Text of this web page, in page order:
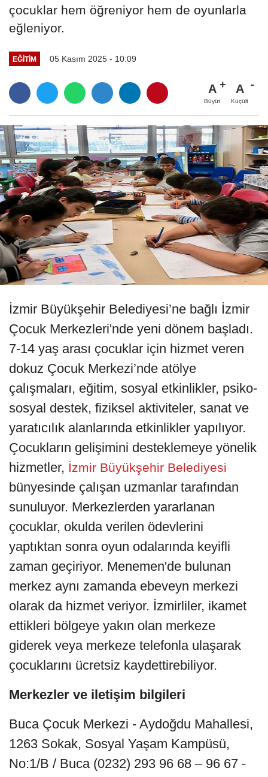
çocuklar hem öğreniyor hem de oyunlarla
eğleniyor.
EĞITIM 05 Kasım 2025 - 10:09
A
Büyüt
A
Küçült
İzmir Büyükşehir Belediyesi’ne bağlı İzmir
Çocuk Merkezleri'nde yeni dönem başladı.
7-14 yaş arası çocuklar için hizmet veren
dokuz Çocuk Merkezi’nde atölye
çalışmaları, eğitim, sosyal etkinlikler, psiko-
sosyal destek, fiziksel aktiviteler, sanat ve
yaratıcılık alanlarında etkinlikler yapılıyor.
Çocukların gelişimini desteklemeye yönelik
hizmetler, İzmir Büyükşehir Belediyesi
bünyesinde çalışan uzmanlar tarafından
sunuluyor. Merkezlerden yararlanan
çocuklar, okulda verilen ödevlerini
yaptıktan sonra oyun odalarında keyifli
zaman geçiriyor. Menemen'de bulunan
merkez aynı zamanda ebeveyn merkezi
olarak da hizmet veriyor. İzmirliler, ikamet
ettikleri bölgeye yakın olan merkeze
giderek veya merkeze telefonla ulaşarak
çocuklarını ücretsiz kaydettirebiliyor.
Merkezler ve iletişim bilgileri
Buca Çocuk Merkezi - Aydoğdu Mahallesi,
1263 Sokak, Sosyal Yaşam Kampüsü,
No:1/B / Buca (0232) 293 96 68 – 96 67 -